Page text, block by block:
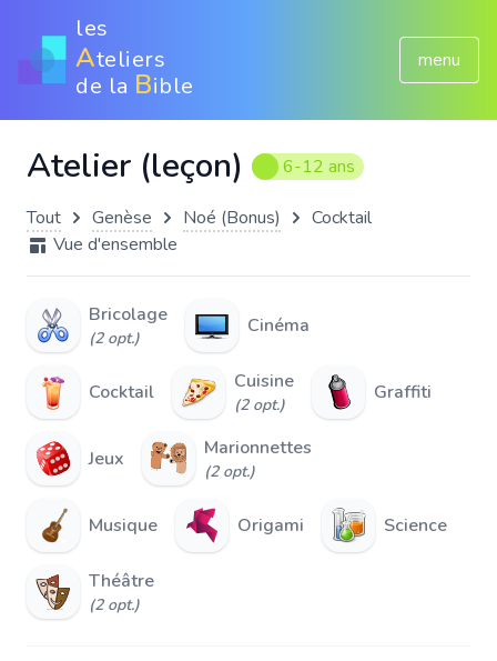
les
Ateliers
de la Bible
menu
Atelier (leçon) 6-12 ans
Tout Genèse Noé (Bonus)
Cocktail
Vue d'ensemble
Bricolage
(2 opt.)
Cinéma
Cocktail Cuisine
(2 opt.)
Graffiti
Jeux Marionnettes
(2 opt.)
Musique Origami Science
Théâtre
(2 opt.)